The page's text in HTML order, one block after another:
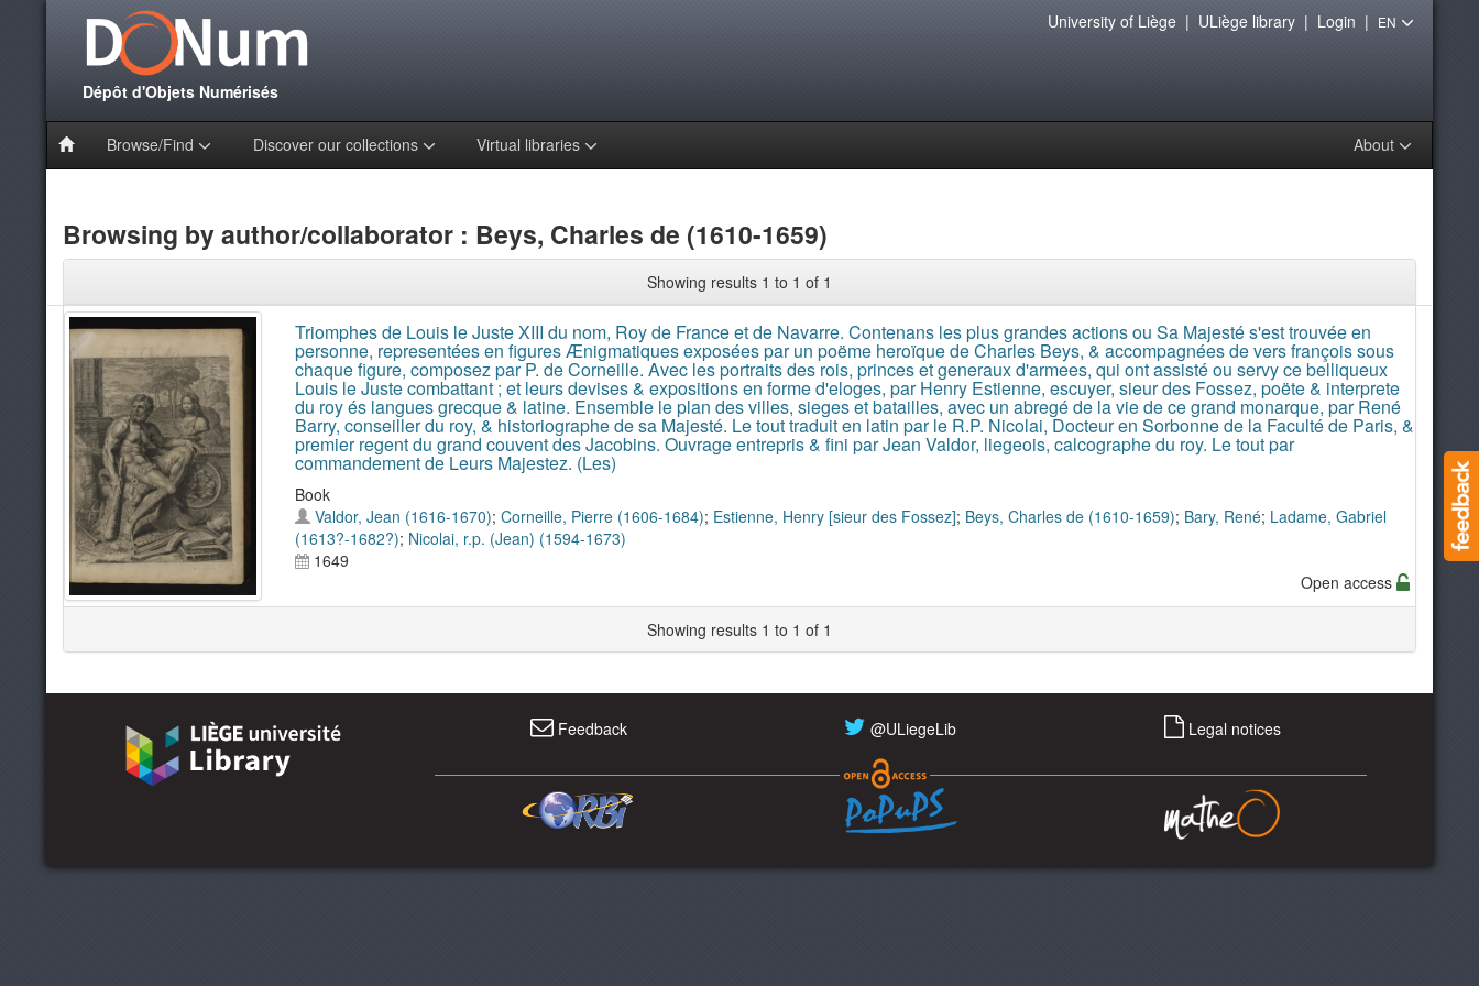
Dépôt d'Objets Numérisés
Browse/Find Discover our collections Virtual libraries About
University of Liège| ULiège library| Login | EN
Browsing by author/collaborator : Beys, Charles de (1610-1659)
Showing results 1 to 1 of 1
Triomphes de Louis le Juste XIII du nom, Roy de France et de Navarre. Contenans les plus grandes actions ou Sa Majesté s'est trouvée en
personne, representées en figures Ænigmatiques exposées par un poëme heroïque de Charles Beys, & accompagnées de vers françois sous
chaque figure, composez par P. de Corneille. Avec les portraits des rois, princes et generaux d'armees, qui ont assisté ou servy ce belliqueux
Louis le Juste combattant ; et leurs devises & expositions en forme d'eloges, par Henry Estienne, escuyer, sieur des Fossez, poëte & interprete
du roy és langues grecque & latine. Ensemble le plan des villes, sieges et batailles, avec un abregé de la vie de ce grand monarque, par René
Barry, conseiller du roy, & historiographe de sa Majesté. Le tout traduit en latin par le R.P. Nicolai, Docteur en Sorbonne de la Faculté de Paris, &
premier regent du grand couvent des Jacobins. Ouvrage entrepris & fini par Jean Valdor, liegeois, calcographe du roy. Le tout par
commandement de Leurs Majestez. (Les)
Book
Valdor, Jean (1616-1670); Corneille, Pierre (1606-1684); Estienne, Henry [sieur des Fossez]; Beys, Charles de (1610-1659); Bary, René; Ladame, Gabriel
(1613?-1682?); Nicolai, r.p. (Jean) (1594-1673)
1649
Open access
Showing results 1 to 1 of 1
Feedback @ULiegeLib Legal notices